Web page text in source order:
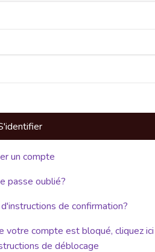
un compte
passe oublié?
de confirmation?
votre compte est bloqué, cliquez
de déblocage